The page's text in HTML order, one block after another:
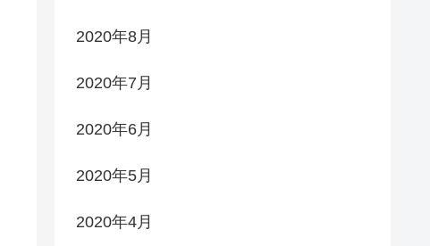
2020年8月
2020年7月
2020年6月
2020年5月
2020年4月